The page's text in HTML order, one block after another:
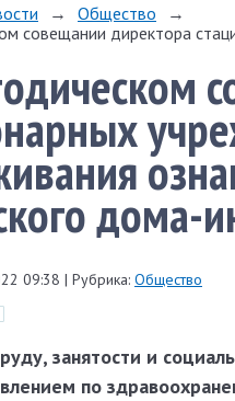
→ Общество
→
совещании директора
дома-
09:38 | Рубрика: Общество
занятости и
по